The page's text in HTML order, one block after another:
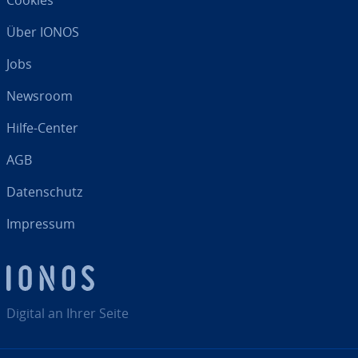
Digital an Ihrer Seite
Über IONOS
Jobs
Newsroom
Hilfe-Center
AGB
Da­ten­schutz
Impressum